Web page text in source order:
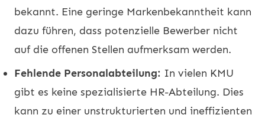
bekannt. Eine geringe Markenbekanntheit kann
dazu führen, dass potenzielle Bewerber nicht
auf die offenen Stellen aufmerksam werden.
Fehlende Personalabteilung: In vielen KMU
gibt es keine spezialisierte HR-Abteilung. Dies
kann zu einer unstrukturierten und ineffizienten